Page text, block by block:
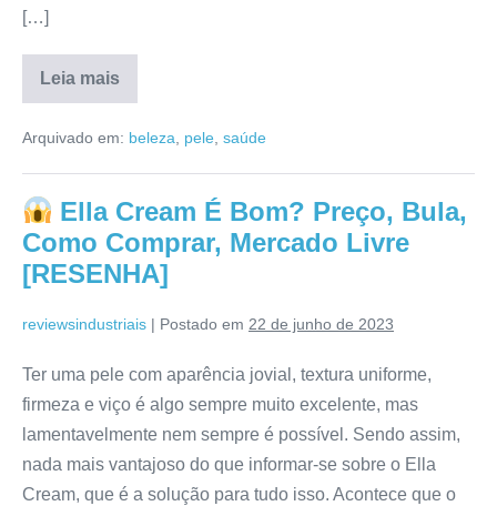
[…]
Leia mais
Gotox
Anvisa,
Avaliação,
[RESENHA]
Arquivado em: beleza pele saúde
Ella Cream É Bom? Preço, Bula,
Como Comprar, Mercado Livre
[RESENHA]
reviewsindustriais | Postado em 22 de junho de 2023
Ter uma pele com aparência jovial, textura uniforme,
firmeza e viço é algo sempre muito excelente, mas
lamentavelmente nem sempre é possível. Sendo assim,
nada mais vantajoso do que informar-se sobre o Ella
Cream, que é a solução para tudo isso. Acontece que o